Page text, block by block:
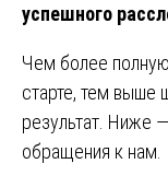
успешного
Чем более
старте, тем выше
результат. Ниже
обращения к нам.